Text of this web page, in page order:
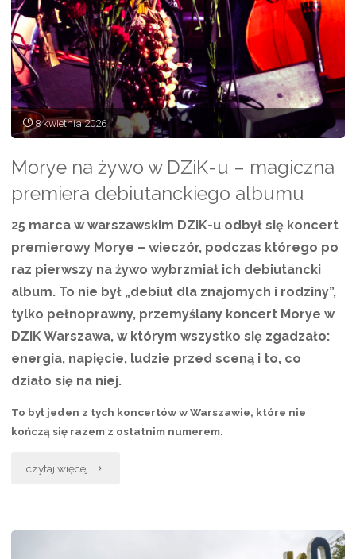
8 kwietnia 2026
Morye na żywo w DZiK-u – magiczna
premiera debiutanckiego albumu
25 marca w warszawskim DZiK-u odbył się koncert
premierowy Morye – wieczór, podczas którego po
raz pierwszy na żywo wybrzmiał ich debiutancki
album. To nie był „debiut dla znajomych i rodziny”,
tylko pełnoprawny, przemyślany koncert Morye w
DZiK Warszawa, w którym wszystko się zgadzało:
energia, napięcie, ludzie przed sceną i to, co
działo się na niej.
To był jeden z tych koncertów w Warszawie, które nie
kończą się razem z ostatnim numerem.
czytaj więcej „Morye
żywo